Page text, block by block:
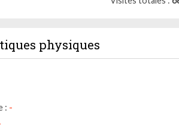
physiques
: -